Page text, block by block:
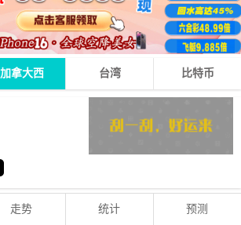
加拿大西 台湾 比特币
3 + 1 + 3 = 07
号码
走势 统计 预测